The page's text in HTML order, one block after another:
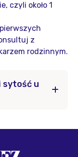
czyli około 1
z
rodzinnym.
sytość u